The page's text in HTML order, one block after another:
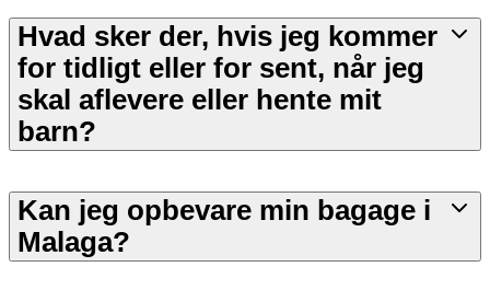
Hvad sker der, hvis jeg kommer
for tidligt eller for sent, når jeg
skal aflevere eller hente mit
barn?
Kan jeg opbevare min bagage i
Malaga?